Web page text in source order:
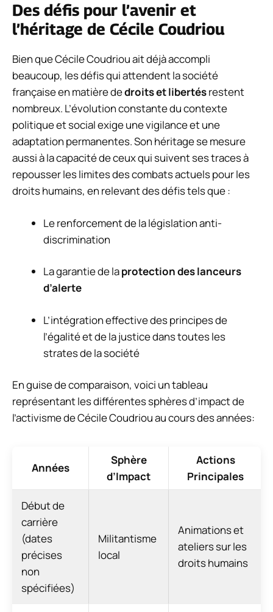
Des défis pour l’avenir et
l’héritage de Cécile Coudriou
Bien que Cécile Coudriou ait déjà accompli
beaucoup, les défis qui attendent la société
française en matière dedroits et libertésrestent
nombreux. L’évolution constante du contexte
politique et social exige une vigilance et une
adaptation permanentes. Son héritage se mesure
aussi à la capacité de ceux qui suivent ses traces à
repousser les limites des combats actuels pour les
droits humains, en relevant des défis tels que :
Le renforcement de la législation anti-
discrimination
La garantie de laprotection des lanceurs
d’alerte
L’intégration effective des principes de
l’égalité et de la justice dans toutes les
strates de la société
En guise de comparaison, voici un tableau
représentant les différentes sphères d’impact de
l’activisme de Cécile Coudriou au cours des années:
Années
Sphère
d’Impact
Actions
Principales
Début de
carrière
(dates
précises
non
spécifiées)
Militantisme
local
Animations et
ateliers sur les
droits humains